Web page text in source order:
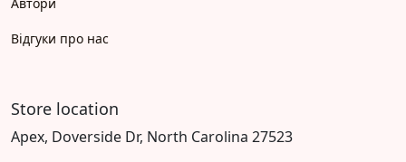
Відгуки про нас
Store location
Apex, Doverside Dr, North Carolina 27523